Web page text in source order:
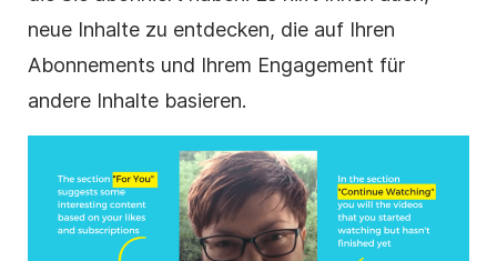
neue Inhalte zu entdecken, die auf Ihren
Abonnements und Ihrem Engagement für
andere Inhalte basieren.